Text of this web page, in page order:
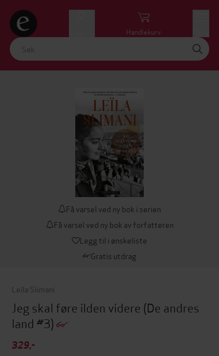
Handlekurv
Få varsel ved ny bok i serien
Få varsel ved ny bok av forfatteren
Legg til i ønskeliste
Gratis utdrag
Leïla Slimani
Jeg skal føre ilden videre (De andres
land #3)
329,-